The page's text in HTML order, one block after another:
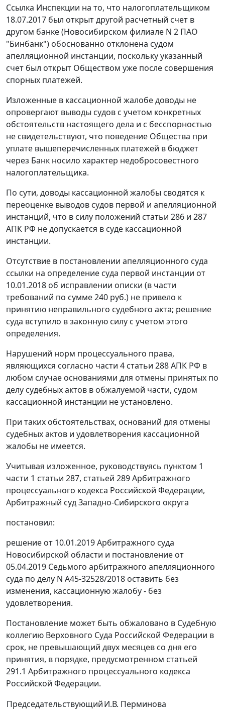
Ссылка Инспекции на то, что налогоплательщиком
18.07.2017 был открыт другой расчетный счет в
другом банке (Новосибирском филиале N 2 ПАО
"Бинбанк") обоснованно отклонена судом
апелляционной инстанции, поскольку указанный
счет был открыт Обществом уже после совершения
спорных платежей.
Изложенные в кассационной жалобе доводы не
опровергают выводы судов с учетом конкретных
обстоятельств настоящего дела и с бесспорностью
не свидетельствуют, что поведение Общества при
уплате вышеперечисленных платежей в бюджет
через Банк носило характер недобросовестного
налогоплательщика.
По сути, доводы кассационной жалобы сводятся к
переоценке выводов судов первой и апелляционной
инстанций, что в силу положений статьи 286 и 287
АПК РФ не допускается в суде кассационной
инстанции.
Отсутствие в постановлении апелляционного суда
ссылки на определение суда первой инстанции от
10.01.2018 об исправлении описки (в части
требований по сумме 240 руб.) не привело к
принятию неправильного судебного акта; решение
суда вступило в законную силу с учетом этого
определения.
Нарушений норм процессуального права,
являющихся согласно части 4 статьи 288 АПК РФ в
любом случае основаниями для отмены принятых по
делу судебных актов в обжалуемой части, судом
кассационной инстанции не установлено.
При таких обстоятельствах, оснований для отмены
судебных актов и удовлетворения кассационной
жалобы не имеется.
Учитывая изложенное, руководствуясь пунктом 1
части 1 статьи 287, статьей 289 Арбитражного
процессуального кодекса Российской Федерации,
Арбитражный суд Западно-Сибирского округа
постановил:
решение от 10.01.2019 Арбитражного суда
Новосибирской области и постановление от
05.04.2019 Седьмого арбитражного апелляционного
суда по делу N А45-32528/2018 оставить без
изменения, кассационную жалобу - без
удовлетворения.
Постановление может быть обжаловано в Судебную
коллегию Верховного Суда Российской Федерации в
срок, не превышающий двух месяцев со дня его
принятия, в порядке, предусмотренном статьей
291.1 Арбитражного процессуального кодекса
Российской Федерации.
ПредседательствующийИ.В. Перминова